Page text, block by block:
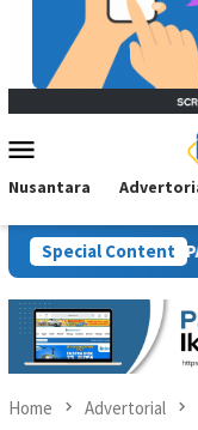
Menu
Nusantara
Special Content
BM PAN Kaltim
Home Advertorial